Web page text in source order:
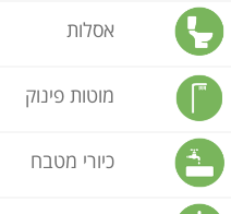
אסלות
מוטות פינוק
כיורי מטבח